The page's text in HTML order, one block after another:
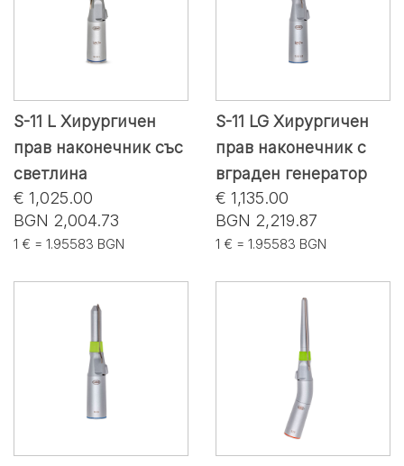
S-11 L Хирургичен
прав наконечник със
светлина
€ 1,025.00
BGN 2,004.73
1 € = 1.95583 BGN
S-11 LG Хирургичен
прав наконечник с
вграден генератор
€ 1,135.00
BGN 2,219.87
1 € = 1.95583 BGN